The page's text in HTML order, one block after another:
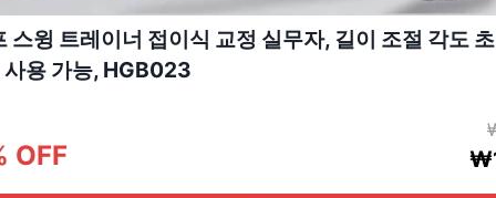
스윙 트레이너 접이식 교정 실무자, 길이 조절 각도
사용 가능, HGB023
OFF